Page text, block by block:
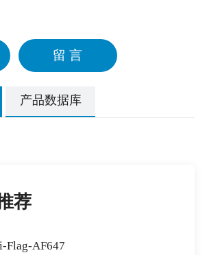
留 言
产品数据库
荐
Flag-AF647